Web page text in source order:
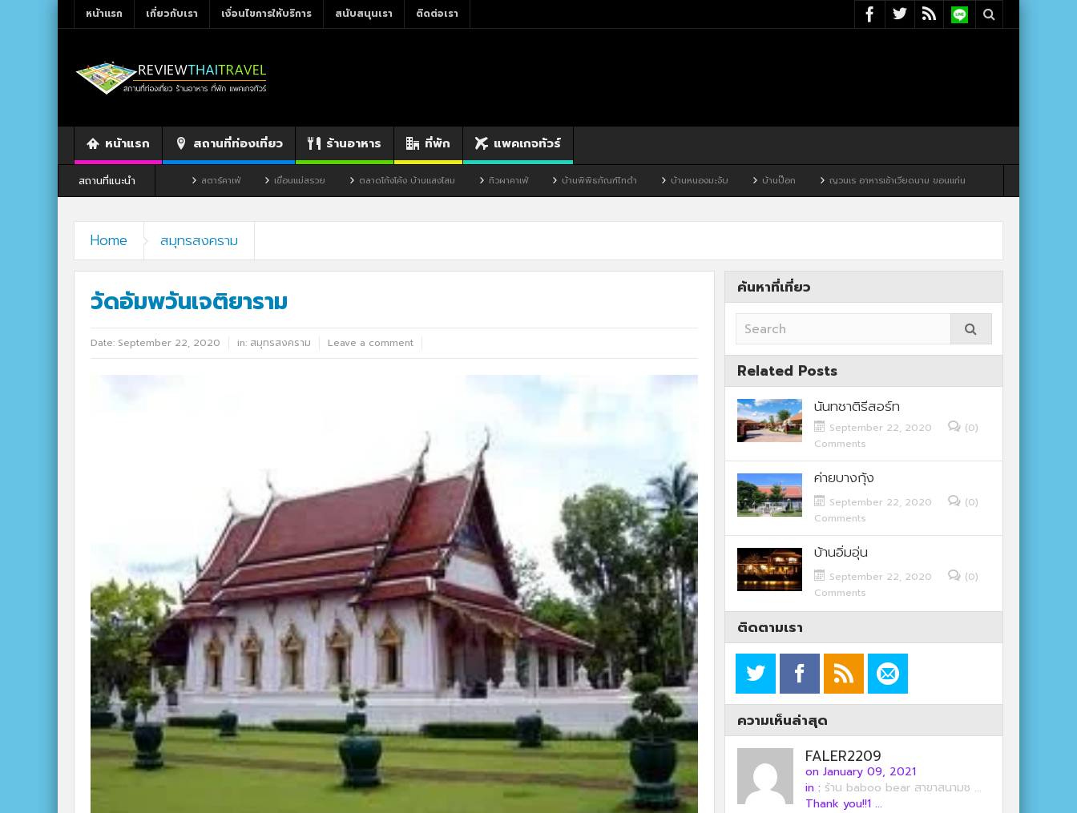
หน้าแรก เกี่ยวกับเรา เงื่อนไขการให้บริการ สนับสนุนเรา ติดต่อเรา
หน้าแรก สถานที่ท่องเที่ยว ร้านอาหาร ที่พัก แพคเกจทัวร์
สถานที่แนะนำ
ร้านอาหาร By แม่แฝด สตาร์คาเฟ่ เขื่อนแม่สรวย ตลาดโก้งโค้ง บ้านแสงโสม ทิวผาคาเฟ่ บ้านพิพิธภัณฑ์ไทดำ บ้านหนองมะจับ บ้านป๊อก ญวนเร อาหารเช้าเวียดนาม ขอนแก่น
Home สมุทรสงคราม
วัดอัมพวันเจติยาราม
Date: September 22, 2020 in: สมุทรสงคราม Leave a comment
ค้นหาที่เที่ยว
Related Posts
นันทชาติรีสอร์ท
September 22, 2020
(0)
Comments
ค่ายบางกุ้ง
September 22, 2020
(0)
Comments
บ้านอิ่มอุ่น
September 22, 2020
(0)
Comments
ติดตามเรา
ความเห็นล่าสุด
FALER2209
on January 09, 2021
in : ร้าน baboo bear สาขาสนามช ...
Thank you!!1 ...